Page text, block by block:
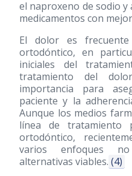
el naproxeno de sodio
medicamentos con
El dolor es
ortodóntico, en
iniciales del
tratamiento del
importancia para
paciente y la
Aunque los medios
línea de
ortodóntico,
varios enfoques no
alternativas viables. (4)